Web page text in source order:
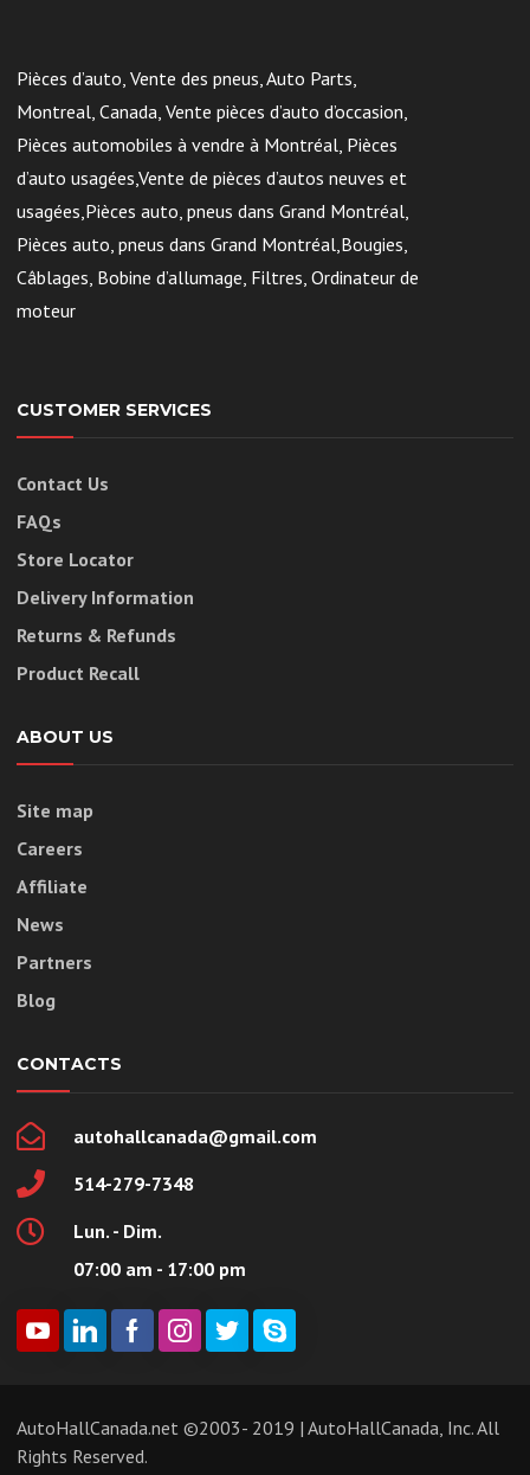
Pièces d’auto, Vente des pneus, Auto Parts,
Montreal, Canada, Vente pièces d’auto d’occasion,
Pièces automobiles à vendre à Montréal, Pièces
d’auto usagées,Vente de pièces d’autos neuves et
usagées,Pièces auto, pneus dans Grand Montréal,
Pièces auto, pneus dans Grand Montréal,Bougies,
Câblages, Bobine d’allumage, Filtres, Ordinateur de
moteur
CUSTOMER SERVICES
Contact Us
FAQs
Store Locator
Delivery Information
Returns & Refunds
Product Recall
ABOUT US
Site map
Careers
Affiliate
News
Partners
Blog
CONTACTS
autohallcanada@gmail.com
514-279-7348
Lun. - Dim.
07:00 am - 17:00 pm
AutoHallCanada.net ©2003- 2019 | AutoHallCanada, Inc. All
Rights Reserved.